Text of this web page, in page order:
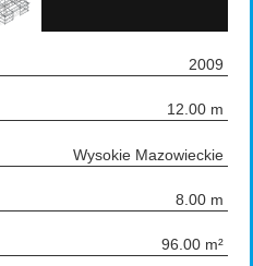
2009
12.00 m
Wysokie Mazowieckie
8.00 m
96.00 m²